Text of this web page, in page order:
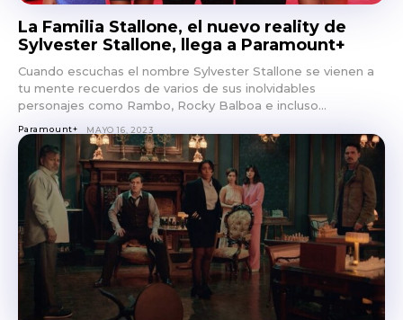
La Familia Stallone, el nuevo reality de
Sylvester Stallone, llega a Paramount+
Cuando escuchas el nombre Sylvester Stallone se vienen a
tu mente recuerdos de varios de sus inolvidables
personajes como Rambo, Rocky Balboa e incluso...
Paramount+ MAYO 16, 2023